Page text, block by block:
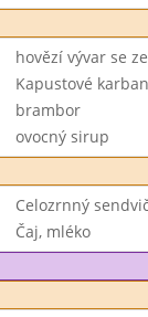
hovězí vývar se
Kapustové
brambor
ovocný sirup
Celozrnný
Čaj, mléko